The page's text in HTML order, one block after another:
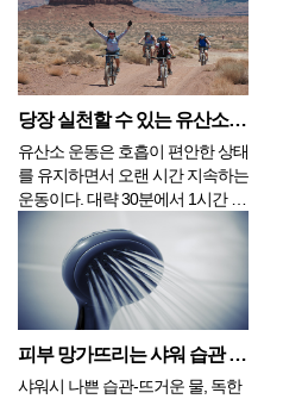
니다. 낮에는 정신을 차리기 위해
서 커피를 몇 잔 마셨지만 기분을
가라앉히고 편안한 상태가 되고 싶
어 술 생각이 간절해집니다. 카페
인은 각성제이기...
당장 실천할 수 있는 유산소 운동 3가지
유산소 운동은 호흡이 편안한 상태
를 유지하면서 오랜 시간 지속하는
운동이다. 대략 30분에서 1시간 정
도 진행하는데 이런 운동의 지속성
은 지방을 분해하기 때문에 다이어
트에 도움이 되고 폐활량도 좋아지
고 상쾌한 기분이 들어 정신 건강
에도 좋다. 특별한 장비가 필요 없
고 기술을 연마할 필요...
피부 망가뜨리는 샤워 습관 3가지
샤워시 나쁜 습관-뜨거운 물, 독한